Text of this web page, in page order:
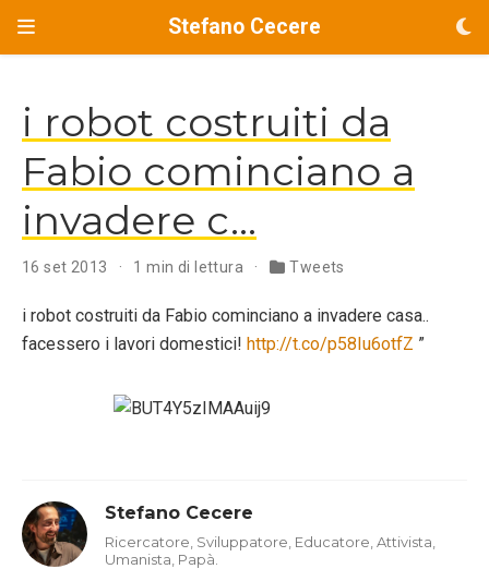
Stefano Cecere
i robot costruiti da
Fabio cominciano a
invadere c…
16 set 2013 1 min di lettura Tweets
i robot costruiti da Fabio cominciano a invadere casa..
facessero i lavori domestici! http://t.co/p58Iu6otfZ ”
Stefano Cecere
Ricercatore, Sviluppatore, Educatore, Attivista,
Umanista, Papà.